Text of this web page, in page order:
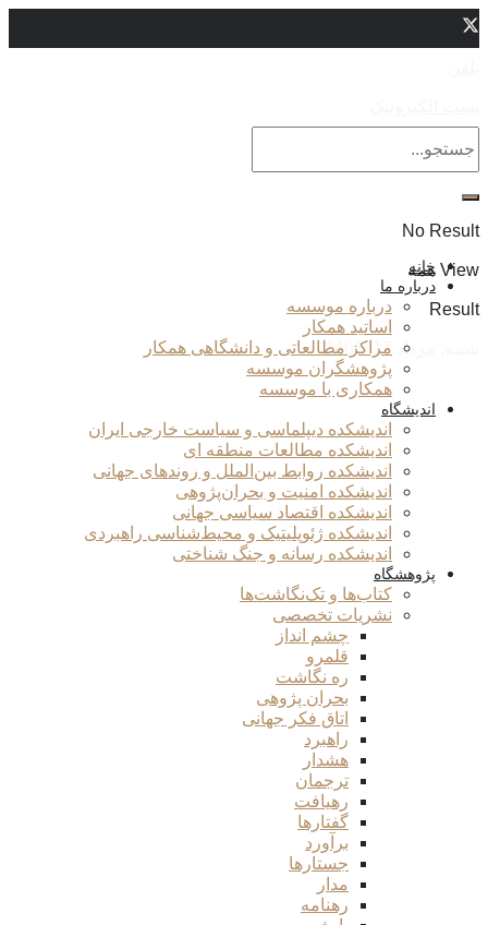
No Result
View همه
Result
شنبه, مرداد 17, 1405
خانه
درباره ما
درباره موسسه
اساتید همکار
مراکز مطالعاتی و دانشگاهی همکار
پژوهشگران موسسه
همکاری با موسسه
اندیشگاه
اندیشکده دیپلماسی و سیاست خارجی ایران
اندیشکده مطالعات منطقه ای
اندیشکده روابط بین‌الملل و روندهای جهانی
اندیشکده امنیت و بحران‌پژوهی
اندیشکده اقتصاد سیاسی جهانی
اندیشکده ژئوپلیتیک و محیط‌شناسی راهبردی
اندیشکده رسانه و جنگ شناختی
پژوهشگاه
کتاب‌ها و تک‌نگاشت‌ها
نشریات تخصصی
چشم انداز
قلمرو
ره نگاشت
بحران پژوهی
اتاق فکر جهانی
راهبرد
هشدار
ترجمان
رهیافت
گفتارها
برآورد
جستارها
مدار
رهنامه